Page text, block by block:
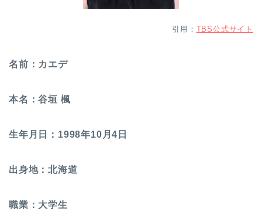
引用： TBS公式サイト
名前：カエデ
本名：谷垣 楓
生年月日：1998年10月4日
出身地：北海道
職業：大学生